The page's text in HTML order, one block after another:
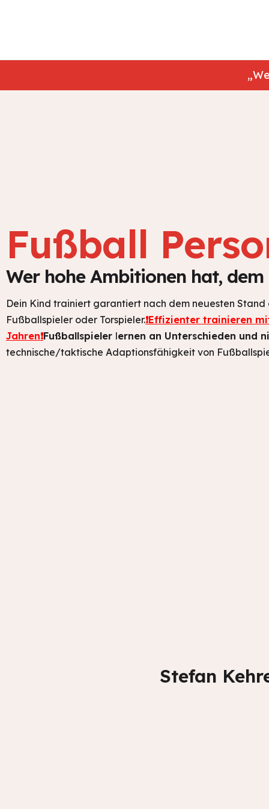
Fußball
Wer hohe Ambitionen hat,
Dein Kind trainiert garantiert nach dem neuesten Stand
Fußballspieler oder Torspieler.❗Effizienter trainieren
Jahren❗Fußballspieler lernen an Unterschieden und
technische/taktische Adaptionsfähigkeit von
Stefan